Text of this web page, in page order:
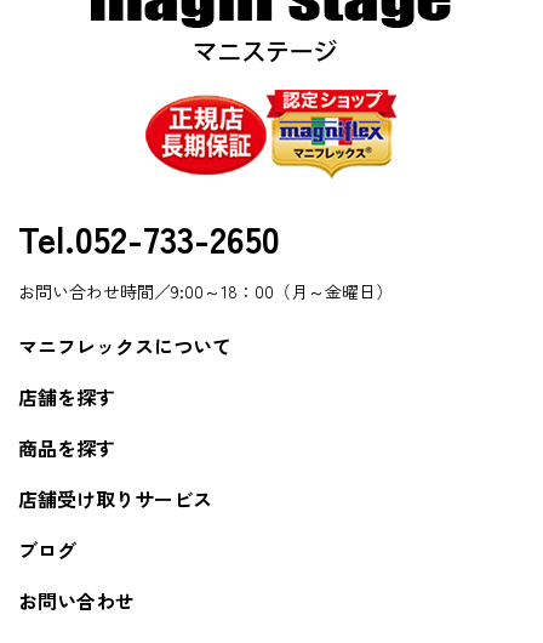
Tel.052-733-2650
お問い合わせ時間／9:00～18：00（月～金曜日）
マニフレックスについて
店舗を探す
商品を探す
店舗受け取りサービス
ブログ
お問い合わせ